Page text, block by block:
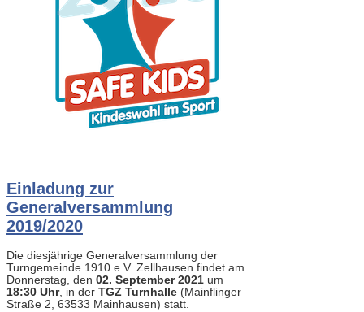
Einladung zur
Generalversammlung
2019/2020
Die diesjährige Generalversammlung der
Turngemeinde 1910 e.V. Zellhausen findet am
Donnerstag, den 02. September 2021 um
18:30 Uhr, in der TGZ Turnhalle (Mainflinger
Straße 2, 63533 Mainhausen) statt.